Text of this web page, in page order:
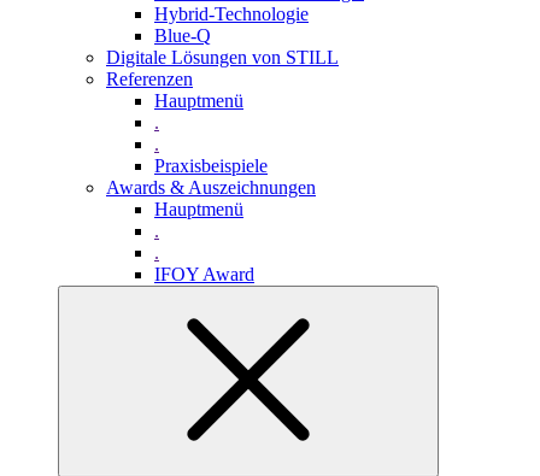
Hybrid-Technologie
Blue-Q
Digitale Lösungen von STILL
Referenzen
Hauptmenü
.
.
Praxisbeispiele
Awards & Auszeichnungen
Hauptmenü
.
.
IFOY Award